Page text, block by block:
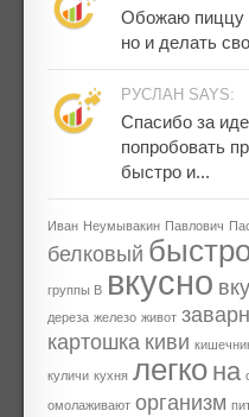
Обожаю пиццу
но и делать
РУСЛАН SAYS:
Спасибо за
попробовать
быстро и...
Иван Неумывакин Павлович
белковый
группы В вкусно
дереза железо живот
картошка киви
куличи кухня легко на
омолаживают организм